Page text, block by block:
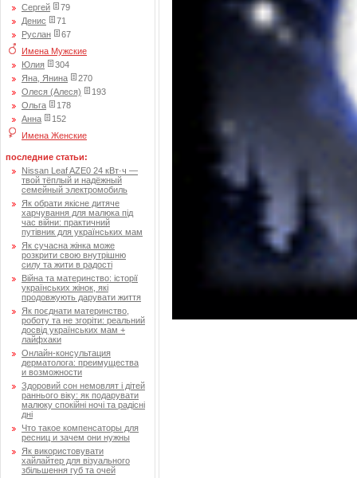
Сергей
79
Денис
71
Руслан
67
Имена Мужские
Юлия
304
Яна, Янина
270
Олеся (Алеся)
193
Ольга
178
Анна
152
Имена Женские
последние статьи:
Nissan Leaf AZE0 24 кВт·ч —
твой тёплый и надёжный
семейный электромобиль
Як обрати якісне дитяче
харчування для малюка під
час війни: практичний
путівник для українських мам
Як сучасна жінка може
розкрити свою внутрішню
силу та жити в радості
Війна та материнство: історії
українських жінок, які
продовжують дарувати життя
Як поєднати материнство,
роботу та не згоріти: реальний
досвід українських мам +
лайфхаки
Онлайн-консультация
дерматолога: преимущества
и возможности
Здоровий сон немовлят і дітей
раннього віку: як подарувати
малюку спокійні ночі та радісні
дні
Что такое компенсаторы для
ресниц и зачем они нужны
Як використовувати
хайлайтер для візуального
збільшення губ та очей